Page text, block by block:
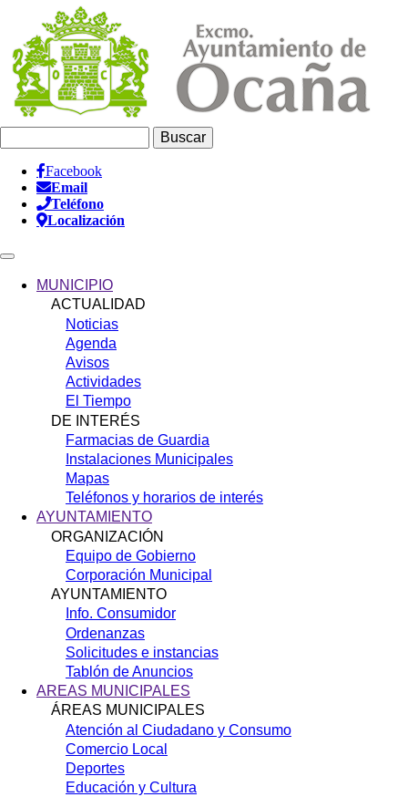
contenido
principal
Información
Header
Facebook
Email
Teléfono
Localización
navigationMUNICIPIO
ACTUALIDAD
Noticias
Agenda
Avisos
Actividades
El Tiempo
DE INTERÉS
Farmacias de Guardia
Instalaciones Municipales
Mapas
Teléfonos y horarios de interés
AYUNTAMIENTO
ORGANIZACIÓN
Equipo de Gobierno
Corporación Municipal
AYUNTAMIENTO
Info. Consumidor
Ordenanzas
Solicitudes e instancias
Tablón de Anuncios
AREAS MUNICIPALES
ÁREAS MUNICIPALES
Atención al Ciudadano y Consumo
Comercio Local
Deportes
Educación y Cultura